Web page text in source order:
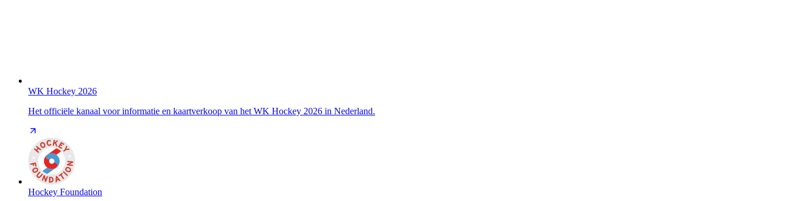
WK Hockey 2026
Het officiële kanaal voor informatie en kaartverkoop van het WK Hockey 2026 in Nederland.
Hockey Foundation